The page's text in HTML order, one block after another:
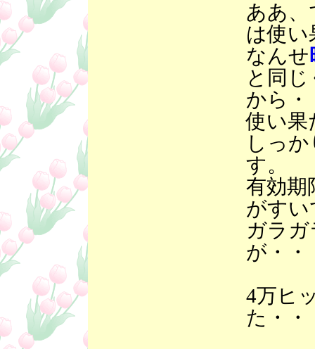
ああ、
は使
なんせ
と同
から・
使い果
しっ
す。
有効期
がす
ガラ
が・・
4万ヒ
た・・